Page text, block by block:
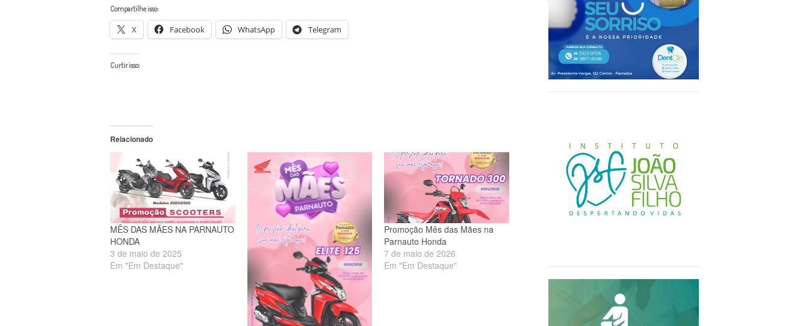
Compartilhe isso:
X Facebook WhatsApp Telegram
Curtir isso:
Relacionado
MÊS DAS MÃES NA PARNAUTO
HONDA
3 de maio de 2025
Em "Em Destaque"
Promoção Mês das Mães na
Parnauto Honda
7 de maio de 2026
Em "Em Destaque"